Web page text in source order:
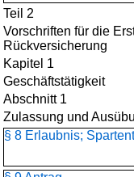
Teil 2
Vorschriften für die
Rückversicherung
Kapitel 1
Geschäftstätigkeit
Abschnitt 1
Zulassung und
§ 8 Erlaubnis;